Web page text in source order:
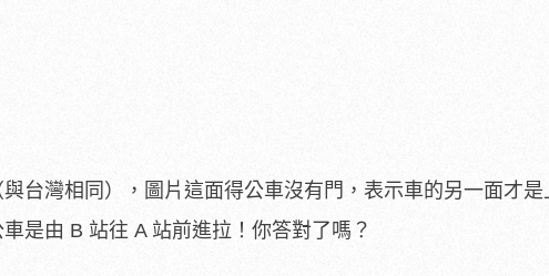
台灣相同），圖片這面得公車沒有門，表示車的另一面才
是由 B 站往 A 站前進拉！你答對了嗎？